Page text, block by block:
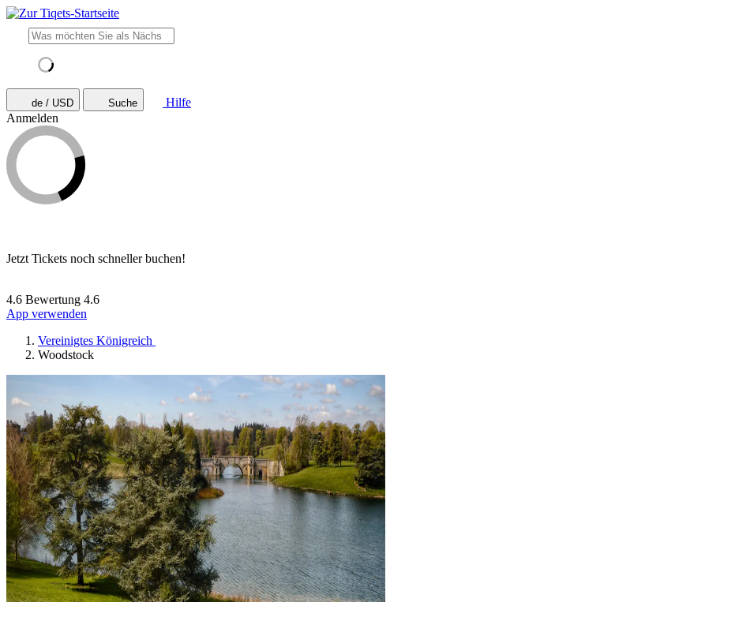
de / USD Suche
Hilfe
Anmelden
Jetzt Tickets noch schneller buchen!
4.6 Bewertung 4.6
App verwenden
Vereinigtes Königreich
Woodstock